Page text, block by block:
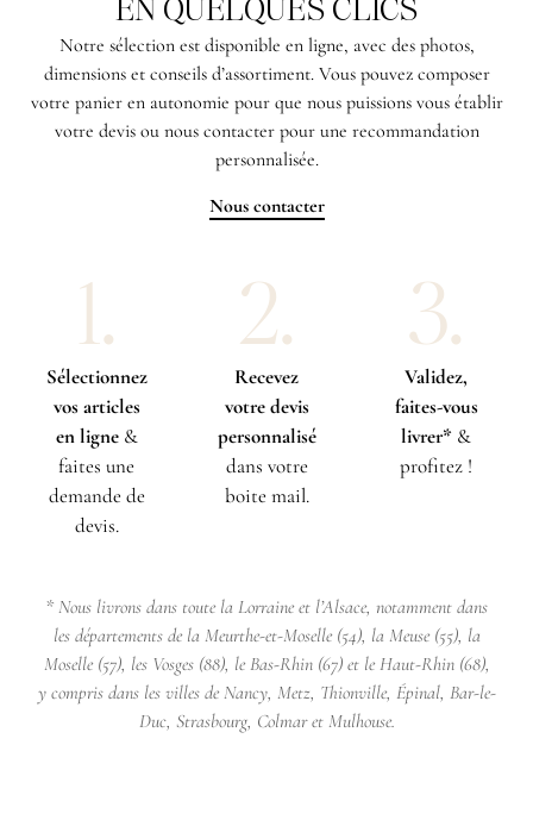
EN QUELQUES CLICS
Notre sélection est disponible en ligne, avec des photos,
dimensions et conseils d’assortiment. Vous pouvez composer
votre panier en autonomie pour que nous puissions vous établir
votre devis ou nous contacter pour une recommandation
personnalisée.
Nous contacter
1.
Sélectionnez
vos articles
en ligne&
faites une
demande de
devis.
2.
Recevez
votre devis
personnalisé
dans votre
boite mail.
3.
Validez,
faites-vous
livrer* &
profitez !
* Nous livrons dans toute la Lorraine et l’Alsace, notamment dans
les départements de la Meurthe-et-Moselle (54), la Meuse (55), la
Moselle (57), les Vosges (88), le Bas-Rhin (67) et le Haut-Rhin (68),
y compris dans les villes de Nancy, Metz, Thionville, Épinal, Bar-le-
Duc, Strasbourg, Colmar et Mulhouse.